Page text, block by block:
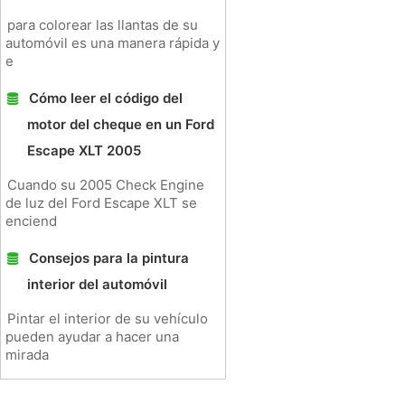
para colorear las llantas de su
automóvil es una manera rápida y
e
Cómo leer el código del
motor del cheque en un Ford
Escape XLT 2005
Cuando su 2005 Check Engine
de luz del Ford Escape XLT se
enciend
Consejos para la pintura
interior del automóvil
Pintar el interior de su vehículo
pueden ayudar a hacer una
mirada